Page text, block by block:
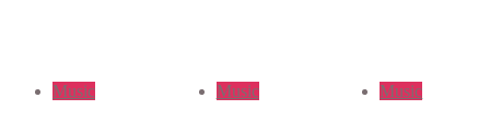
Music Music Music